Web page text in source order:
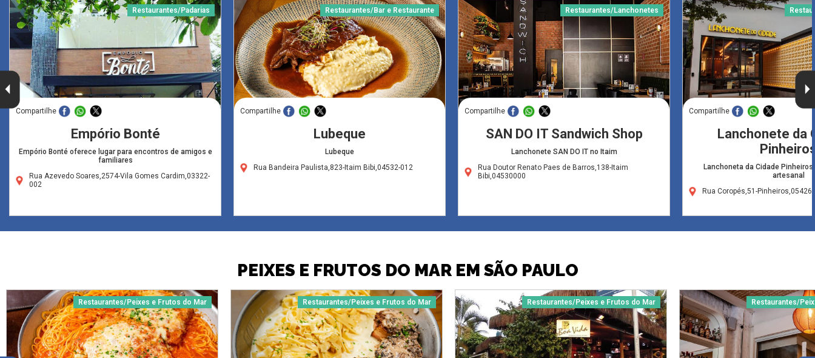
Restaurantes/Padarias
Compartilhe
Empório Bonté
Empório Bonté oferece lugar para encontros de amigos e
familiares
Rua Azevedo Soares,2574-Vila Gomes Cardim,03322-
002
Restaurantes/Bar e Restaurante
Compartilhe
Lubeque
Lubeque
Rua Bandeira Paulista,823-Itaim Bibi,04532-012
Restaurantes/Lanchonetes
Compartilhe
SAN DO IT Sandwich Shop
Lanchonete SAN DO IT no Itaim
Rua Doutor Renato Paes de Barros,138-Itaim
Bibi,04530000
Compartilhe
Lanchonete da
Lanchoneta da Cidade
artesanal
Rua Coropés,51-
PEIXES E FRUTOS DO MAR EM SÃO PAULO
Restaurantes/Peixes e Frutos do Mar Restaurantes/Peixes e Frutos do Mar Restaurantes/Peixes e Frutos do Mar Restaurantes/